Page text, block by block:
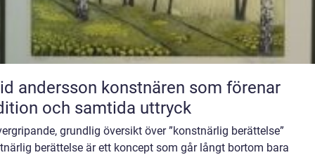
konstnären som förenar
och samtida uttryck
grundlig översikt över ”konstnärlig berättelse”
berättelse är ett koncept som går långt bortom bara